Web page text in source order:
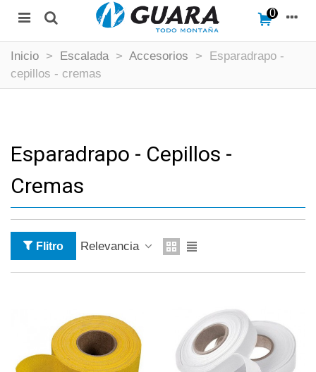
0
Inicio > Escalada > Accesorios >
Esparadrapo -
cepillos - cremas
Esparadrapo - Cepillos -
Cremas
Flitro Relevancia